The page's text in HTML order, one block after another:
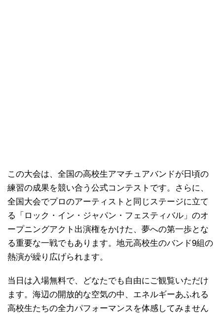
この大会は、全国の高校生アマチュアバンドが日頃の
練習の成果を競い合う公式コンテストです。さらに、
全国大会でプロのアーティストと同じステージに立て
る「ロック・イン・ジャパン・フェスティバル」のオ
ープニングアクト出演権をかけた、夢への第一歩とな
る重要な一戦でもあります。地元高校生のバンド9組の
熱演が繰り広げられます。
当日は入場無料で、どなたでも自由にご観覧いただけ
ます。海辺の開放的な空気の中、エネルギーあふれる
高校生たちの全力パフォーマンスを体感してみません